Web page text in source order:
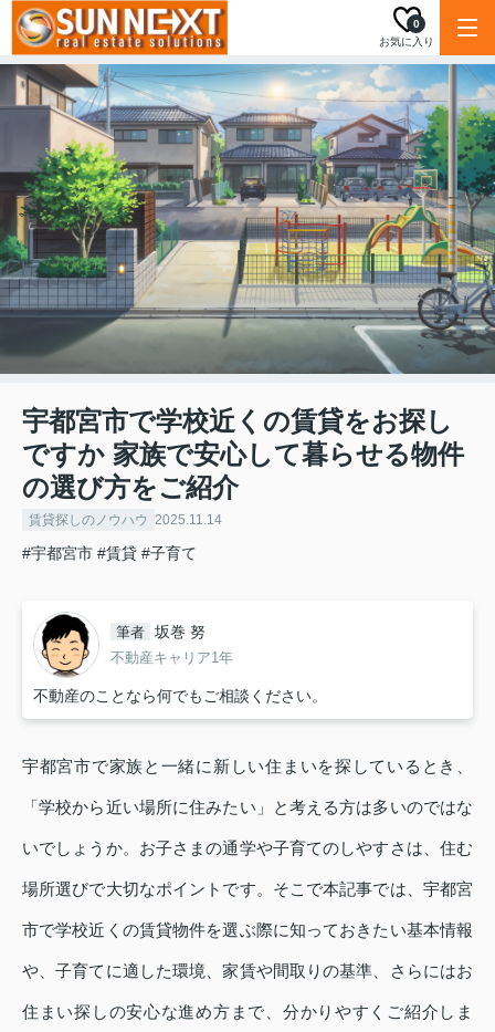
お気に入り
0
宇都宮市で学校近くの賃貸をお探し
ですか 家族で安心して暮らせる物件
の選び方をご紹介
賃貸探しのノウハウ 2025.11.14
#宇都宮市 #賃貸 #子育て
筆者 坂巻 努
不動産キャリア1年
不動産のことなら何でもご相談ください。
宇都宮市で家族と一緒に新しい住まいを探しているとき、
「学校から近い場所に住みたい」と考える方は多いのではな
いでしょうか。お子さまの通学や子育てのしやすさは、住む
場所選びで大切なポイントです。そこで本記事では、宇都宮
市で学校近くの賃貸物件を選ぶ際に知っておきたい基本情報
や、子育てに適した環境、家賃や間取りの基準、さらにはお
住まい探しの安心な進め方まで、分かりやすくご紹介しま